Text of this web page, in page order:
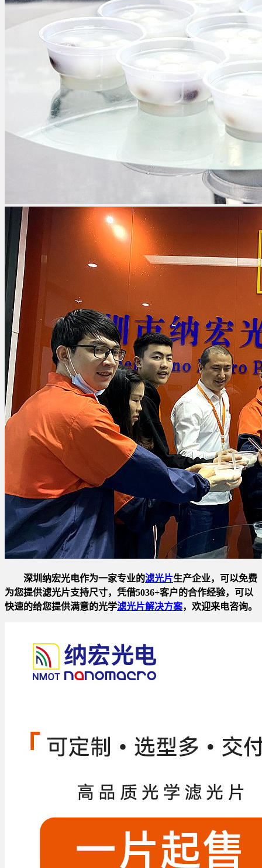
深圳纳宏光电作为一家专业的滤光片生产企业，可以免费
为您提供滤光片支持尺寸，凭借5036+客户的合作经验，可以
快速的给您提供满意的光学滤光片解决方案，欢迎来电咨询。